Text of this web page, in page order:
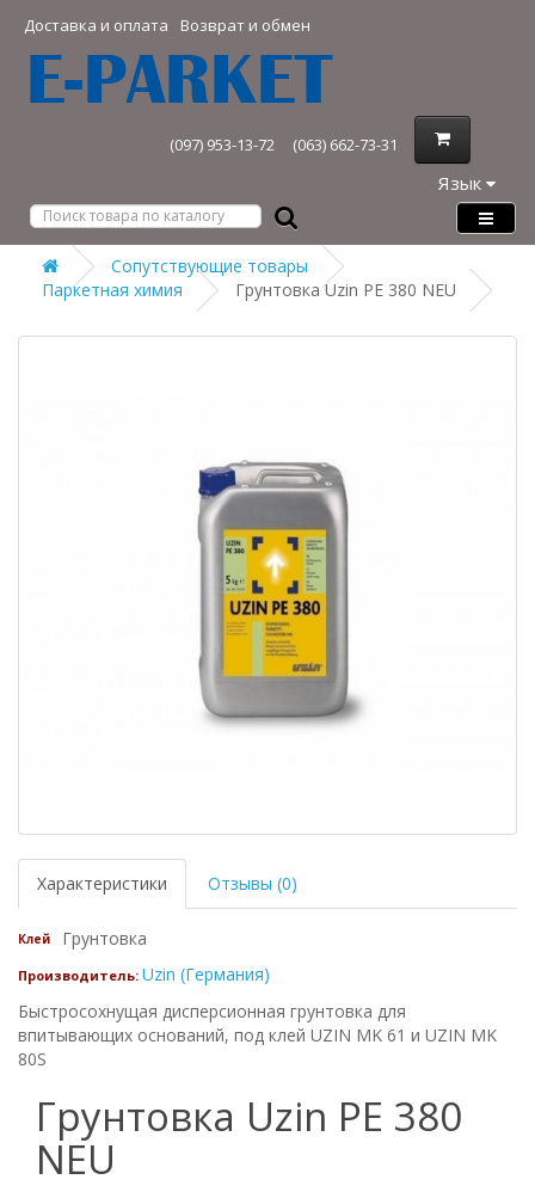
Доставка и оплата Возврат и обмен
(097) 953-13-72 (063) 662-73-31
Язык
Сопутствующие товары
Паркетная химия
Грунтовка Uzin PE 380 NEU
Характеристики Отзывы (0)
Клей Грунтовка
Производитель: Uzin (Германия)
Быстросохнущая дисперсионная грунтовка для
впитывающих оснований, под клей UZIN MK 61 и UZIN MK
80S
Грунтовка Uzin PE 380
NEU